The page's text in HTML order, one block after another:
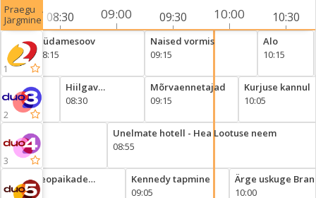
Praegu⠀/
Järgmine
1
2
3
08:30 09:00 09:30 10:00 10:30
Südamesoov
08:15
Naised vormis
09:15
Alo
10:15
Hiilgav
detektiivitar
08:30
Mõrvaennetajad
09:15
Kurjuse kannul
10:05
Unelmate hotell - Hea Lootuse neem
08:55
Kuriteopaikade
koristajad
08:05
Kennedy tapmine
09:05
Ärge uskuge
10:00